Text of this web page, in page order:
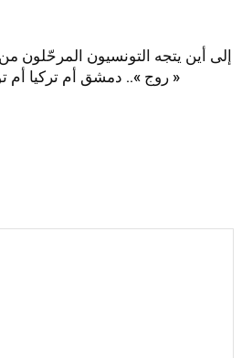
إلى أين يتجه التونسيون المرحّلون
« روج ».. دمشق أم تركيا أم